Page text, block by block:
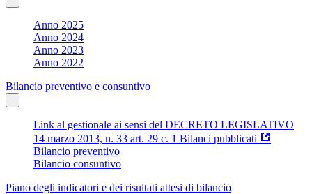
Anno 2025
Anno 2024
Anno 2023
Anno 2022
Bilancio preventivo e consuntivo
Link al gestionale ai sensi del DECRETO LEGISLATIVO
14 marzo 2013, n. 33 art. 29 c. 1 Bilanci pubblicati
Bilancio preventivo
Bilancio consuntivo
Piano degli indicatori e dei risultati attesi di bilancio